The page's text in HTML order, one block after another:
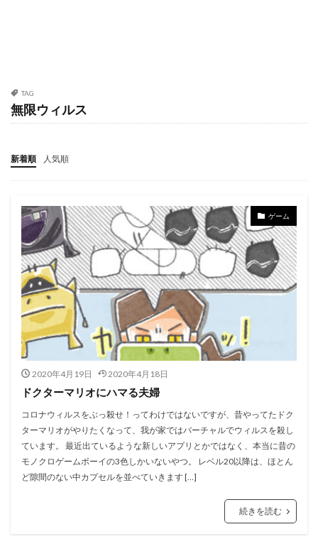
TAG
無限ウィルス
新着順 人気順
ゲーム
2020年4月19日 2020年4月18日
ドクターマリオにハマる夫婦
コロナウィルスをぶっ殺せ！ってわけではないですが、昔やってたドク
ターマリオがやりたくなって、我が家ではバーチャルでウィルスを殺し
ています。 最近出ているような新しいアプリとかではなく、本当に昔の
モノクロゲームボーイの3色しかいないやつ。 レベル20以降は、ほとん
ど隙間のない中カプセルを並べていきます […]
続きを読む